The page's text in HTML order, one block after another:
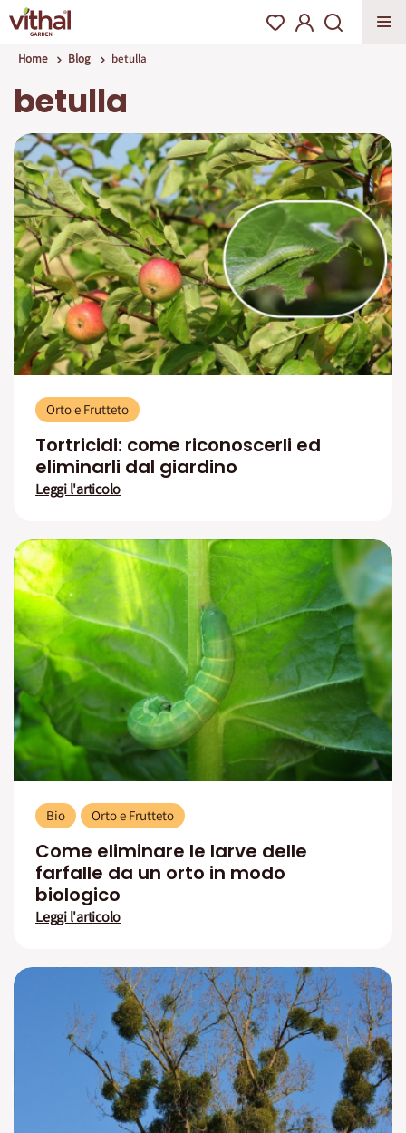
Home Blog betulla
betulla
Orto e Frutteto
Tortricidi: come riconoscerli ed
eliminarli dal giardino
Leggi l'articolo
Bio Orto e Frutteto
Come eliminare le larve delle
farfalle da un orto in modo
biologico
Leggi l'articolo